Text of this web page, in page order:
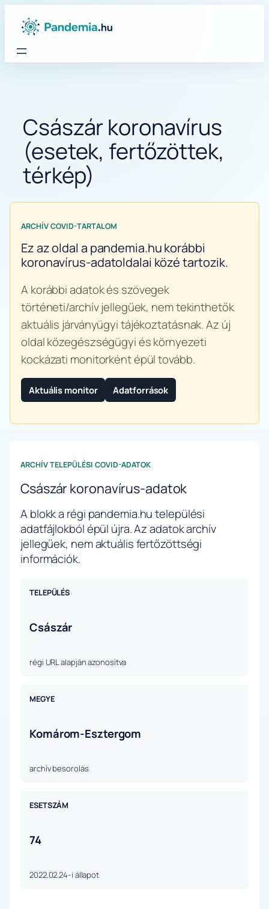
Császár koronavírus
(esetek, fertőzöttek,
térkép)
ARCHÍV COVID-TARTALOM
Ez az oldal a pandemia.hu korábbi
koronavírus-adatoldalai közé tartozik.
A korábbi adatok és szövegek
történeti/archív jellegűek, nem tekinthetők
aktuális járványügyi tájékoztatásnak. Az új
oldal közegészségügyi és környezeti
kockázati monitorként épül tovább.
Aktuális monitor Adatforrások
ARCHÍV TELEPÜLÉSI COVID-ADATOK
Császár koronavírus-adatok
A blokk a régi pandemia.hu települési
adatfájlokból épül újra. Az adatok archív
jellegűek, nem aktuális fertőzöttségi
információk.
TELEPÜLÉS
Császár
régi URL alapján azonosítva
MEGYE
Komárom-Esztergom
archív besorolás
ESETSZÁM
74
2022.02.24-i állapot